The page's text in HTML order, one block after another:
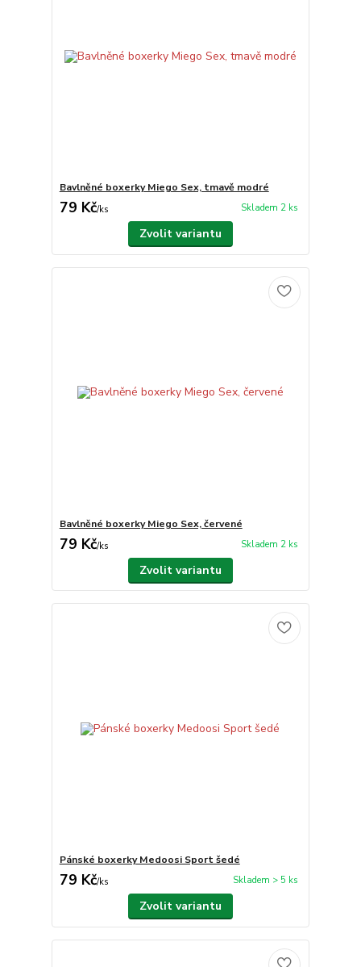
Bavlněné boxerky Miego Sex, tmavě modré
79 Kč/ks Skladem 2 ks
Zvolit variantu
Bavlněné boxerky Miego Sex, červené
79 Kč/ks Skladem 2 ks
Zvolit variantu
Pánské boxerky Medoosi Sport šedé
79 Kč/ks Skladem > 5 ks
Zvolit variantu